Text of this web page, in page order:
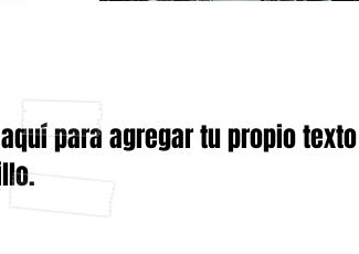
para agregar tu propio texto